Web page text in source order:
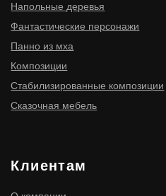
ОГРНИП 316910200114411